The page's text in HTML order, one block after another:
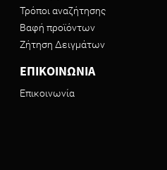
Τρόποι αναζήτησης
Βαφή προϊόντων
Ζήτηση Δειγμάτων
ΕΠΙΚΟΙΝΩΝΙΑ
Επικοινωνία